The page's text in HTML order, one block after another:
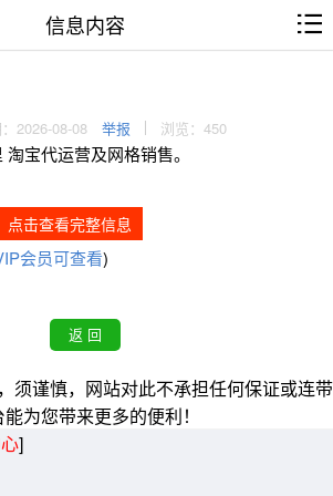
信息内容
2026-08-08 举报 浏览：450
宝代运营及网格销售。
点击查看完整信息
会员可查看)
须谨慎，网站对此不承担任何保证或连带
为您带来更多的便利！
]